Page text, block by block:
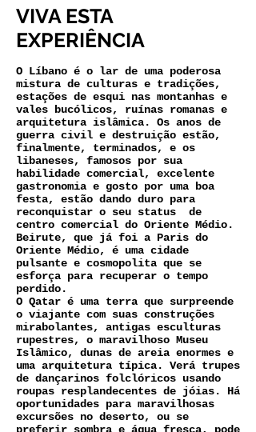
VIVA ESTA
EXPERIÊNCIA
O Líbano é o lar de uma poderosa
mistura de culturas e tradições,
estações de esqui nas montanhas e
vales bucólicos, ruínas romanas e
arquitetura islâmica. Os anos de
guerra civil e destruição estão,
finalmente, terminados, e os
libaneses, famosos por sua
habilidade comercial, excelente
gastronomia e gosto por uma boa
festa, estão dando duro para
reconquistar o seu status de
centro comercial do Oriente Médio.
Beirute, que já foi a Paris do
Oriente Médio, é uma cidade
pulsante e cosmopolita que se
esforça para recuperar o tempo
perdido.
O Qatar é uma terra que surpreende
o viajante com suas construções
mirabolantes, antigas esculturas
rupestres, o maravilhoso Museu
Islâmico, dunas de areia enormes e
uma arquitetura típica. Verá trupes
de dançarinos folclóricos usando
roupas resplandecentes de jóias. Há
oportunidades para maravilhosas
excursões no deserto, ou se